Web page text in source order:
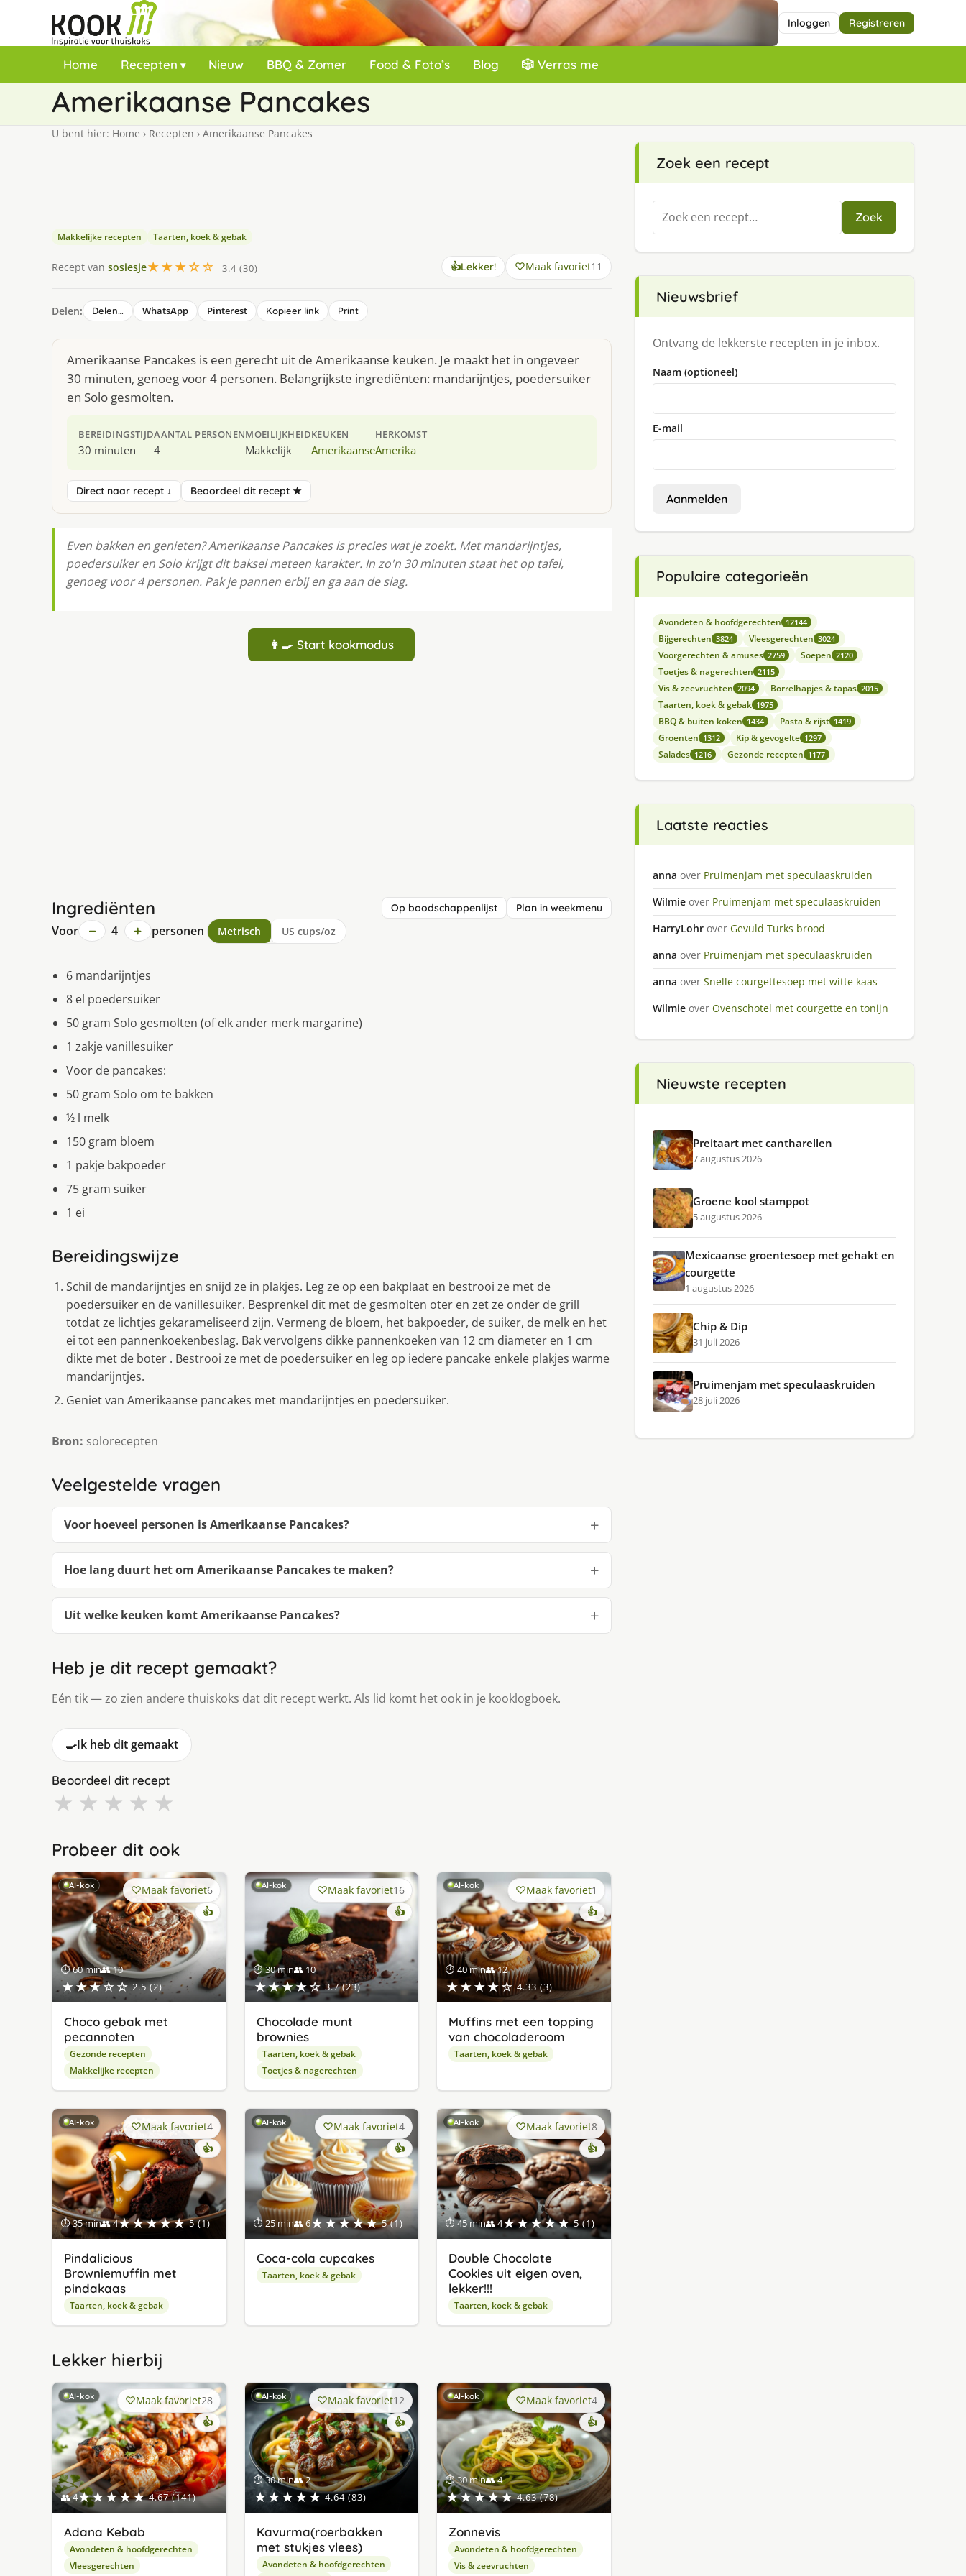
Inloggen Registreren
Home Recepten Nieuw BBQ & Zomer Food & Foto’s Blog 🎲 Verras me
Amerikaanse Pancakes
U bent hier: Home › Recepten › Amerikaanse Pancakes
Makkelijke recepten Taarten, koek & gebak
Recept van sosiesje★★★☆☆ 3.4 (30) 👍Lekker! Maak favoriet11
Delen: Delen… WhatsApp Pinterest Kopieer link Print
Amerikaanse Pancakes is een gerecht uit de Amerikaanse keuken. Je maakt het in ongeveer
30 minuten, genoeg voor 4 personen. Belangrijkste ingrediënten: mandarijntjes, poedersuiker
en Solo gesmolten.
BEREIDINGSTIJD
30 minuten
AANTAL PERSONEN
4
MOEILIJKHEID
Makkelijk
KEUKEN
Amerikaanse
HERKOMST
Amerika
Direct naar recept ↓ Beoordeel dit recept ★
Even bakken en genieten? Amerikaanse Pancakes is precies wat je zoekt. Met mandarijntjes,
poedersuiker en Solo krijgt dit baksel meteen karakter. In zo'n 30 minuten staat het op tafel,
genoeg voor 4 personen. Pak je pannen erbij en ga aan de slag.
👩‍🍳 Start kookmodus
Ingrediënten Op boodschappenlijst Plan in weekmenu
Voor − 4 + personen Metrisch US cups/oz
6 mandarijntjes
8 el poedersuiker
50 gram Solo gesmolten (of elk ander merk margarine)
1 zakje vanillesuiker
Voor de pancakes:
50 gram Solo om te bakken
½ l melk
150 gram bloem
1 pakje bakpoeder
75 gram suiker
1 ei
Bereidingswijze
Schil de mandarijntjes en snijd ze in plakjes. Leg ze op een bakplaat en bestrooi ze met de
poedersuiker en de vanillesuiker. Besprenkel dit met de gesmolten oter en zet ze onder de grill
totdat ze lichtjes gekarameliseerd zijn. Vermeng de bloem, het bakpoeder, de suiker, de melk en het
ei tot een pannenkoekenbeslag. Bak vervolgens dikke pannenkoeken van 12 cm diameter en 1 cm
dikte met de boter . Bestrooi ze met de poedersuiker en leg op iedere pancake enkele plakjes warme
mandarijntjes.
Geniet van Amerikaanse pancakes met mandarijntjes en poedersuiker.
Bron: solorecepten
Veelgestelde vragen
Voor hoeveel personen is Amerikaanse Pancakes?
Hoe lang duurt het om Amerikaanse Pancakes te maken?
Uit welke keuken komt Amerikaanse Pancakes?
Heb je dit recept gemaakt?
Eén tik — zo zien andere thuiskoks dat dit recept werkt. Als lid komt het ook in je kooklogboek.
🍳Ik heb dit gemaakt
Beoordeel dit recept
★ ★ ★ ★ ★
Probeer dit ook
AI-kok
⏱ 60 min👥 10
★★★☆☆ 2.5 (2)
Maak favoriet6
👍
Choco gebak met
pecannoten
Gezonde recepten
Makkelijke recepten
AI-kok
⏱ 30 min👥 10
★★★★☆ 3.7 (23)
Maak favoriet16
👍
Chocolade munt
brownies
Taarten, koek & gebak
Toetjes & nagerechten
AI-kok
⏱ 40 min👥 12
★★★★☆ 4.33 (3)
Maak favoriet1
👍
Muffins met een topping
van chocoladeroom
Taarten, koek & gebak
AI-kok
⏱ 35 min👥 4★★★★★ 5 (1)
Maak favoriet4
👍
Pindalicious
Browniemuffin met
pindakaas
Taarten, koek & gebak
AI-kok
⏱ 25 min👥 6★★★★★ 5 (1)
Maak favoriet4
👍
Coca-cola cupcakes
Taarten, koek & gebak
AI-kok
⏱ 45 min👥 4★★★★★ 5 (1)
Maak favoriet8
👍
Double Chocolate
Cookies uit eigen oven,
lekker!!!
Taarten, koek & gebak
Lekker hierbij
AI-kok
👥 4★★★★★ 4.67 (141)
Maak favoriet28
👍
Adana Kebab
Avondeten & hoofdgerechten
Vleesgerechten
AI-kok
⏱ 30 min👥 2
★★★★★ 4.64 (83)
Maak favoriet12
👍
Kavurma(roerbakken
met stukjes vlees)
Avondeten & hoofdgerechten
AI-kok
⏱ 30 min👥 4
★★★★★ 4.63 (78)
Maak favoriet4
👍
Zonnevis
Avondeten & hoofdgerechten
Vis & zeevruchten
Zoek een recept
Zoeken
naar:
Zoek
Nieuwsbrief
Ontvang de lekkerste recepten in je inbox.
Naam (optioneel)
E-mail
Aanmelden
Populaire categorieën
Avondeten & hoofdgerechten 12144
Bijgerechten 3824 Vleesgerechten 3024
Voorgerechten & amuses 2759 Soepen 2120
Toetjes & nagerechten 2115
Vis & zeevruchten 2094 Borrelhapjes & tapas 2015
Taarten, koek & gebak 1975
BBQ & buiten koken 1434 Pasta & rijst 1419
Groenten 1312 Kip & gevogelte 1297
Salades 1216 Gezonde recepten 1177
Laatste reacties
anna over Pruimenjam met speculaaskruiden
Wilmie over Pruimenjam met speculaaskruiden
HarryLohr over Gevuld Turks brood
anna over Pruimenjam met speculaaskruiden
anna over Snelle courgettesoep met witte kaas
Wilmie over Ovenschotel met courgette en tonijn
Nieuwste recepten
Preitaart met cantharellen
7 augustus 2026
Groene kool stamppot
5 augustus 2026
Mexicaanse groentesoep met gehakt en
courgette
1 augustus 2026
Chip & Dip
31 juli 2026
Pruimenjam met speculaaskruiden
28 juli 2026